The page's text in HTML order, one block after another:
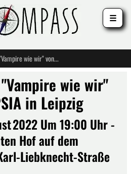
Uraufführung: "Vampire wie wir" von theaterLIPSIA in Leipzig
wie wir"
in Leipzig
2022 Um 19:00 Uhr -
Hof auf dem
Liebknecht-Straße
☰